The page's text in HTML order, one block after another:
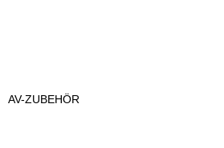
AV-ZUBEHÖR